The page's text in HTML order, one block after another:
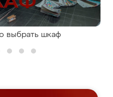
выбрать шкаф